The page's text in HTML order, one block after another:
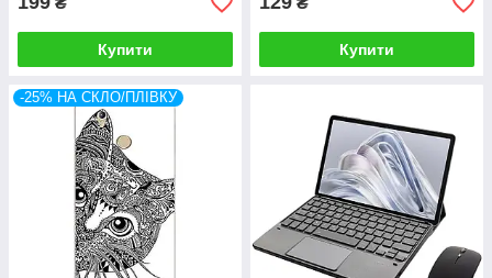
Купити Купити
-25% НА СКЛО/ПЛІВКУ